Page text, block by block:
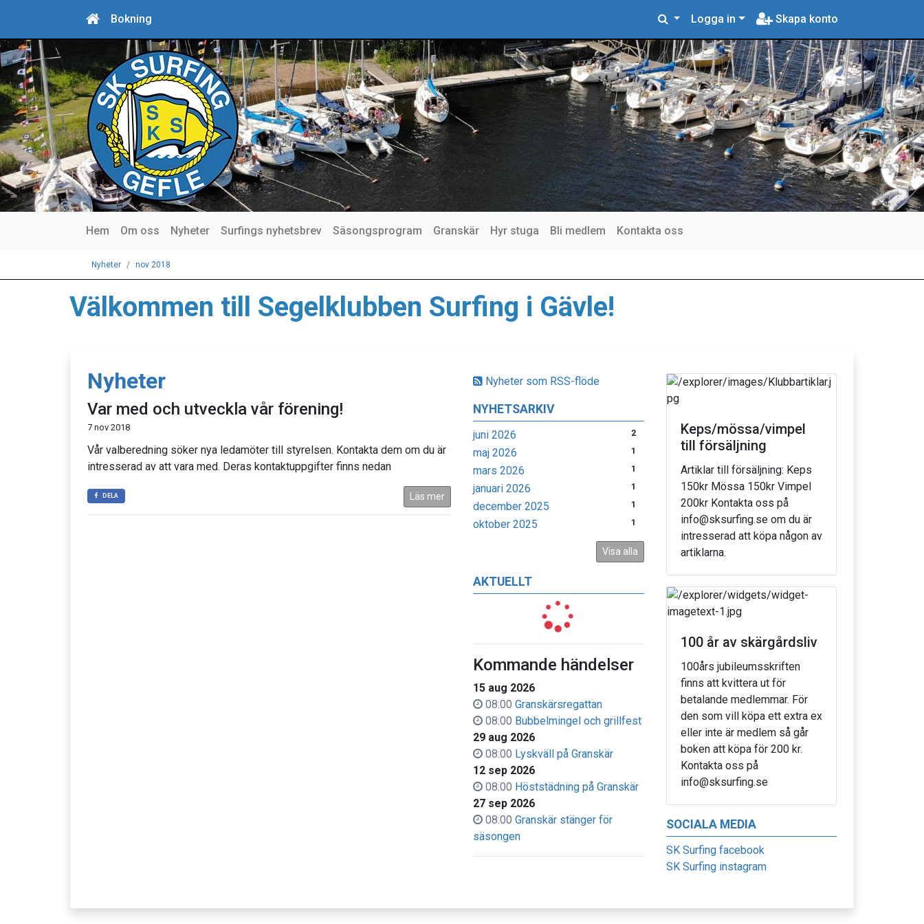
Bokning Logga in Skapa konto
Hem Om oss Nyheter Surfings nyhetsbrev Säsongsprogram Granskär Hyr stuga Bli medlem Kontakta oss
Nyheter nov 2018
Välkommen till Segelklubben Surfing i Gävle!
Nyheter som RSS-flöde
NYHETSARKIV
juni 2026 2
maj 2026 1
mars 2026 1
januari 2026 1
december 2025 1
oktober 2025 1
Visa alla
AKTUELLT
Kommande händelser
15 aug 2026
08:00 Granskärsregattan
08:00 Bubbelmingel och grillfest
29 aug 2026
08:00 Lyskväll på Granskär
12 sep 2026
08:00 Höststädning på Granskär
27 sep 2026
08:00 Granskär stänger för
säsongen
Nyheter
Var med och utveckla vår förening!
7 nov 2018
Vår valberedning söker nya ledamöter till styrelsen. Kontakta dem om du är
intresserad av att vara med. Deras kontaktuppgifter finns nedan
DELA Läs mer
Keps/mössa/vimpel
till försäljning
Artiklar till försäljning: Keps
150kr Mössa 150kr Vimpel
200kr Kontakta oss på
info@sksurfing.se om du är
intresserad att köpa någon av
artiklarna.
100 år av skärgårdsliv
100års jubileumsskriften
finns att kvittera ut för
betalande medlemmar. För
den som vill köpa ett extra ex
eller inte är medlem så går
boken att köpa för 200 kr.
Kontakta oss på
info@sksurfing.se
SOCIALA MEDIA
SK Surfing facebook
SK Surfing instagram